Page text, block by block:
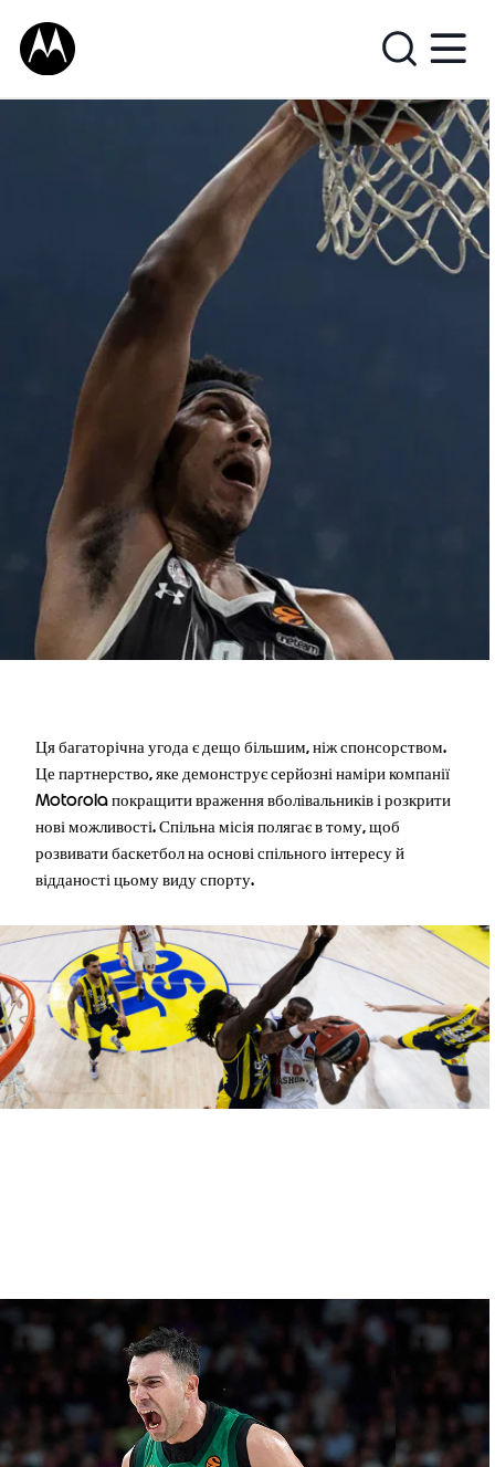
Ця багаторічна угода є дещо більшим, ніж спонсорством.
Це партнерство, яке демонструє серйозні наміри компанії
Motorola покращити враження вболівальників і розкрити
нові можливості. Спільна місія полягає в тому, щоб
розвивати баскетбол на основі спільного інтересу й
відданості цьому виду спорту.